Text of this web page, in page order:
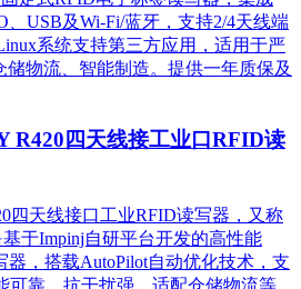
、USB及Wi-Fi/蓝牙，支持2/4天线端
系统支持第三方应用，适用于严
物流、智能制造。提供一年质保及
R420四天线接工业口RFID读
四天线接口工业RFID读写器，又称
基于Impinj自研平台开发的高性能
，搭载AutoPilot自动优化技术，支
可靠、抗干扰强，适配仓储物流等